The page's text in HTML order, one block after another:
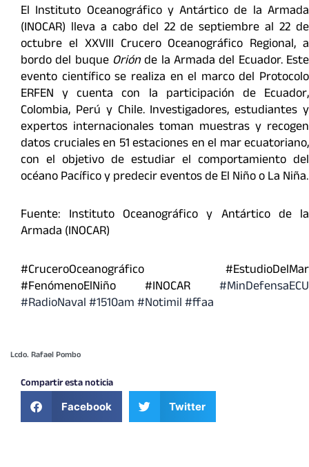
El Instituto Oceanográfico y Antártico de la Armada
(INOCAR) lleva a cabo del 22 de septiembre al22 de
octubre el XXVIII Crucero Oceanográfico Regional, a
bordo del buque Oriónde la Armada del Ecuador. Este
evento científico se realiza en el marco del Protocolo
ERFEN y cuenta con la participación de Ecuador,
Colombia, Perú y Chile. Investigadores, estudiantes y
expertos internacionales toman muestras y recogen
datos cruciales en 51 estaciones en el marecuatoriano,
con el objetivo de estudiar el comportamiento del
océano Pacífico y predecir eventos de El Niño o La Niña.
Fuente: Instituto Oceanográfico y Antártico de la
Armada (INOCAR)
#CruceroOceanográfico #EstudioDelMar
#FenómenoElNiño #INOCAR #MinDefensaECU
#RadioNaval#1510am#Notimil#ffaa
Lcdo. Rafael Pombo
Compartir esta noticia
Facebook Twitter